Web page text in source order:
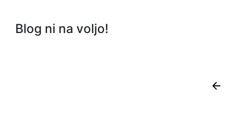
Blog ni na voljo!